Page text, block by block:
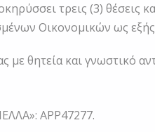
τρεις (3) θέσεις
Οικονομικών ως
θητεία και γνωστικό
APP47277.